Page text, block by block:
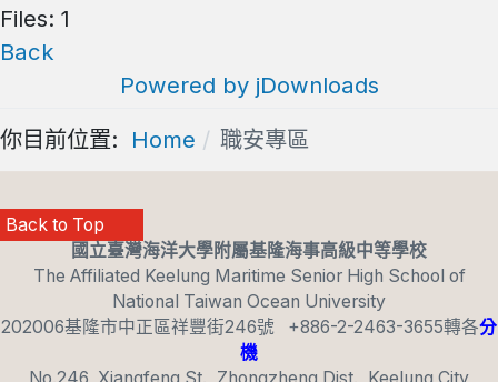
Files: 1
Back
Powered by jDownloads
你目前位置: Home 職安專區
Back to Top
國立臺灣海洋大學附屬基隆海事高級中等學校
The Affiliated Keelung Maritime Senior High School of
National Taiwan Ocean University
202006基隆市中正區祥豐街246號 +886-2-2463-3655轉各分
機
No.246, Xiangfeng St., Zhongzheng Dist., Keelung City